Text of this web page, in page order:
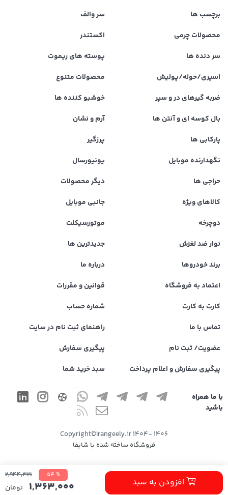
افزودن به سبد
% 54
2,944,321
1,363,000 تومان
برچسب ها
سر والف
محصولات چرمی
اکستندر
سر دنده ها
پوسته های ریموت
اسپری/حوله/پولیش
محصولات متنوع
ضربه گیرهای در و سپر
خوشبو کننده ها
بال کوسه ای و آنتن ها
آرم و نشان
پارکابی ها
پرزگیر
نگهدارنده موبایل
یونیورسال
حراجی ها
دیگر محصولات
کالاهای ویژه
جانبی موبایل
دوچرخه
موتورسیکلت
نوار ضد لغزش
جدیدترین ها
برند خودروها
درباره ما
اعتماد به فروشگاه
قوانین و مقررات
کارت به کارت
شماره حساب
تماس با ما
راهنمای ثبت نام در سایت
عضویت/ ثبت نام
پیگیری سفارش
پیگیری سفارش و اعلام پرداخت
سبد خرید شما
با ما همراه
باشید
1406 -1404 Copyright©Irangeely.ir
فروشگاه ساخته شده با شاپفا